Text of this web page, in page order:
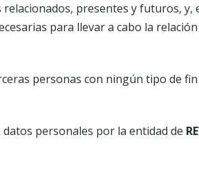
presentes y futuros, y,
para llevar a cabo la
personas con ningún tipo de
personales por la entidad de